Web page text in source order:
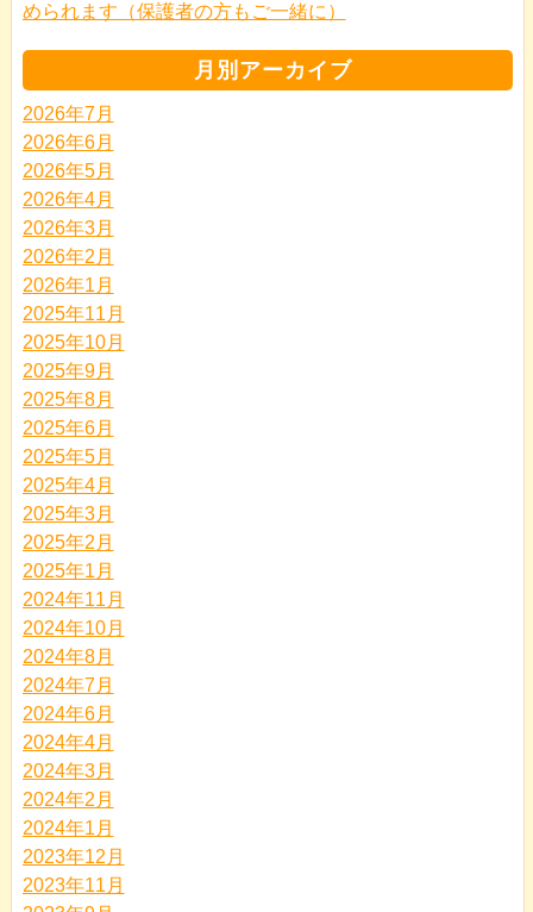
められます（保護者の方もご一緒に）
月別アーカイブ
2026年7月
2026年6月
2026年5月
2026年4月
2026年3月
2026年2月
2026年1月
2025年11月
2025年10月
2025年9月
2025年8月
2025年6月
2025年5月
2025年4月
2025年3月
2025年2月
2025年1月
2024年11月
2024年10月
2024年8月
2024年7月
2024年6月
2024年4月
2024年3月
2024年2月
2024年1月
2023年12月
2023年11月